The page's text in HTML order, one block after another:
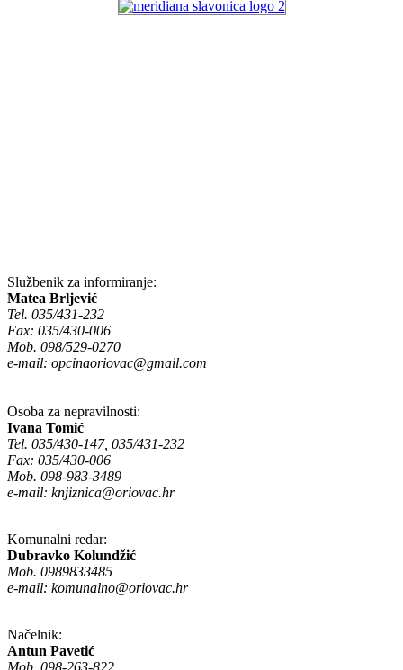
Službenik za informiranje:
Matea Brljević
Tel. 035/431-232
Fax: 035/430-006
Mob. 098/529-0270
e-mail: opcinaoriovac@gmail.com
Osoba za nepravilnosti:
Ivana Tomić
Tel. 035/430-147, 035/431-232
Fax: 035/430-006
Mob. 098-983-3489
e-mail: knjiznica@oriovac.hr
Komunalni redar:
Dubravko Kolundžić
Mob. 0989833485
e-mail: komunalno@oriovac.hr
Načelnik:
Antun Pavetić